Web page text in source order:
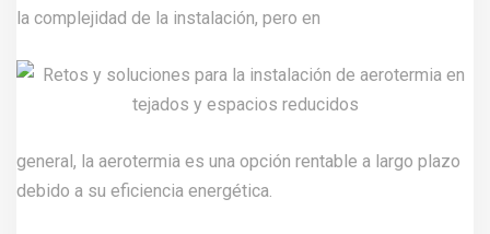
la complejidad de la instalación, pero en
general, la aerotermia es una opción rentable a largo plazo
debido a su eficiencia energética.